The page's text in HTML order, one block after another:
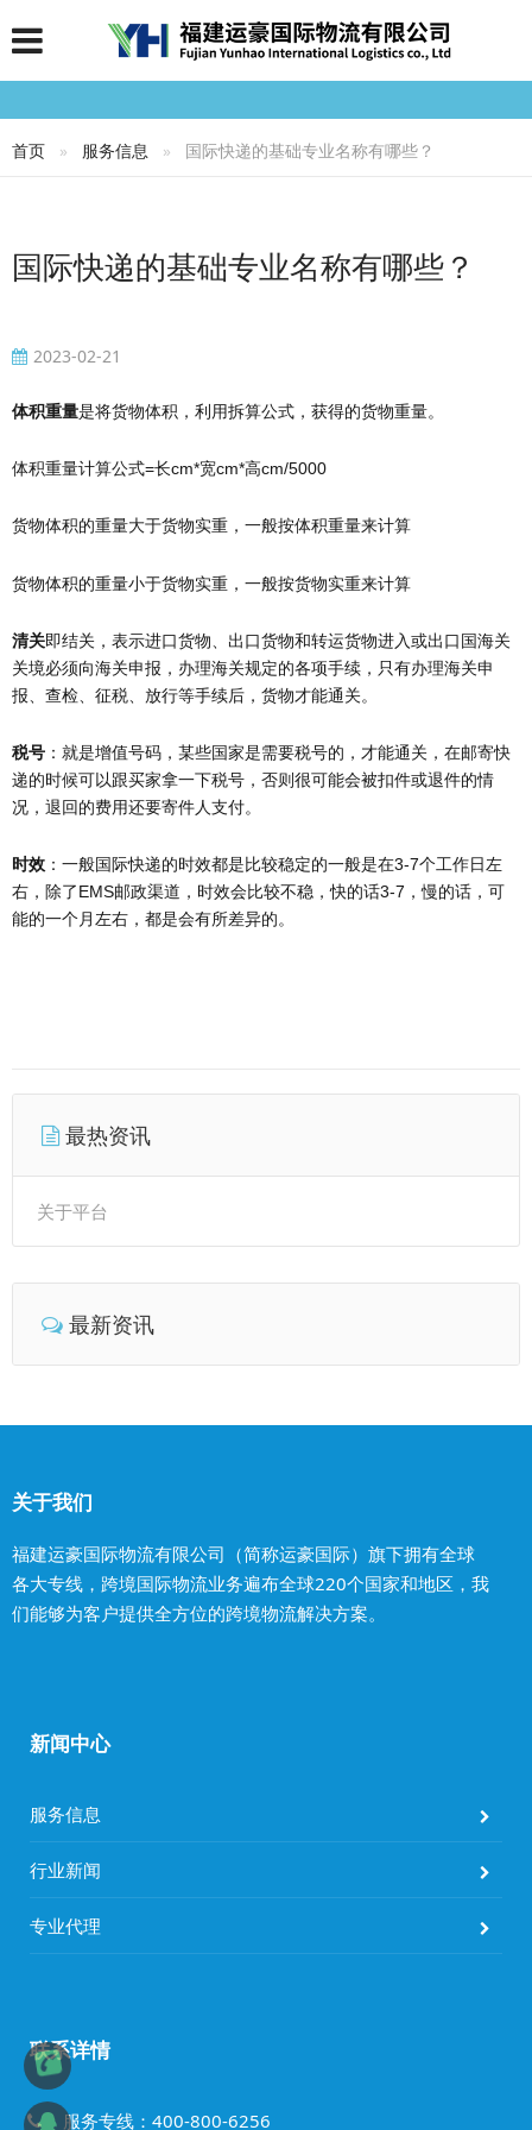
首页 服务信息 国际快递的基础专业名称有哪些？
国际快递的基础专业名称有哪些？
2023-02-21
体积重量是将货物体积，利用拆算公式，获得的货物重量。
体积重量计算公式=长cm*宽cm*高cm/5000
货物体积的重量大于货物实重，一般按体积重量来计算
货物体积的重量小于货物实重，一般按货物实重来计算
清关即结关，表示进口货物、出口货物和转运货物进入或出口国海关
关境必须向海关申报，办理海关规定的各项手续，只有办理海关申
报、查检、征税、放行等手续后，货物才能通关。
税号 ：就是增值号码，某些国家是需要税号的，才能通关，在邮寄快
递的时候可以跟买家拿一下税号，否则很可能会被扣件或退件的情
况，退回的费用还要寄件人支付。
时效 ：一般国际快递的时效都是比较稳定的一般是在3-7个工作日左
右，除了EMS邮政渠道，时效会比较不稳，快的话3-7，慢的话，可
能的一个月左右，都是会有所差异的。
最热资讯
关于平台
最新资讯
关于我们
福建运豪国际物流有限公司（简称运豪国际）旗下拥有全球
各大专线，跨境国际物流业务遍布全球220个国家和地区，我
们能够为客户提供全方位的跨境物流解决方案。
新闻中心
服务信息
行业新闻
专业代理
联系详情
服务专线：400-800-6256